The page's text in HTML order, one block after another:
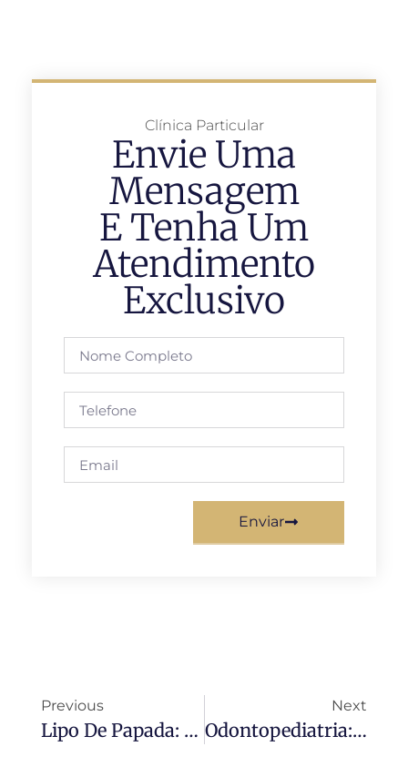
Envie Uma
Mensagem
E Tenha Um
Atendimento
Exclusivo
Enviar
Clínica Particular
Previous
Lipo De Papada: O Que É E Quais Resultados Esperar Do Procedimento
Next
Odontopediatria: Quando Levar Seu Filho Ao Dentista Pela Primeira Vez?